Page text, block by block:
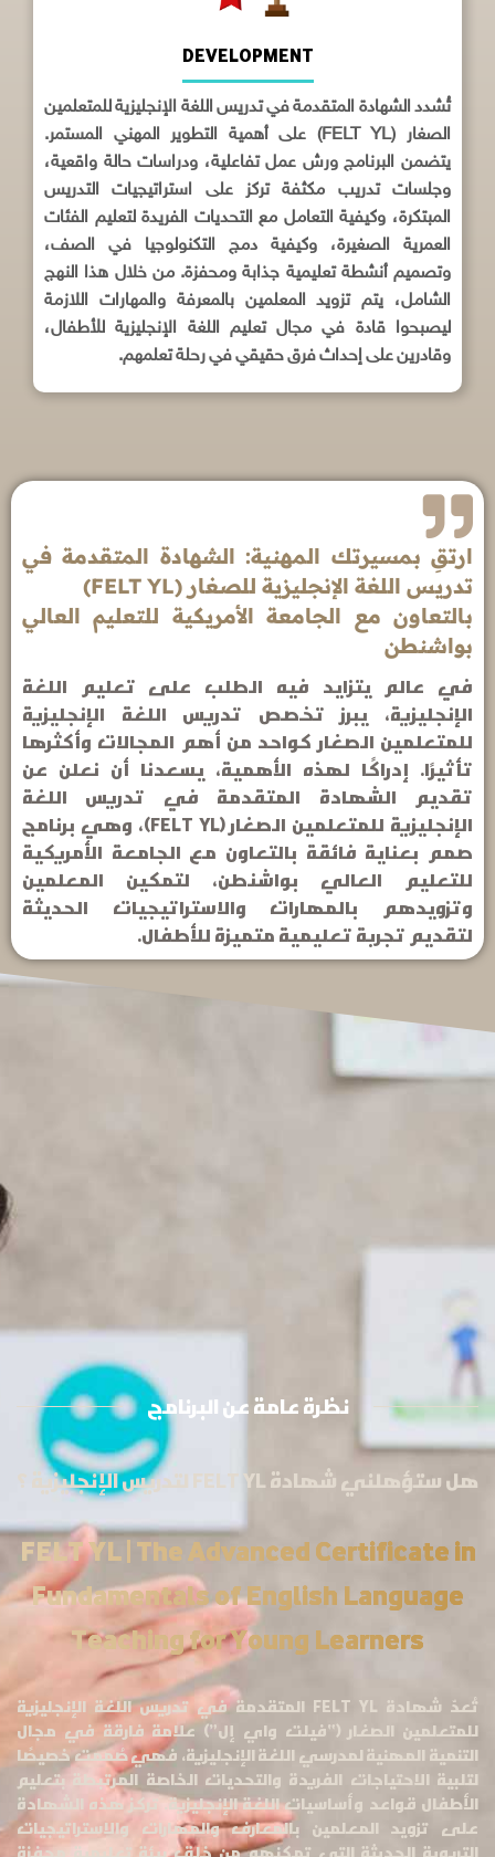
DEVELOPMENT
تُشدد الشهادة المتقدمة في تدريس اللغة الإنجليزية للمتعلمين
الصغار (FELT YL) على أهمية التطوير المهني المستمر.
يتضمن البرنامج ورش عمل تفاعلية، ودراسات حالة واقعية،
وجلسات تدريب مكثفة تركز على استراتيجيات التدريس
المبتكرة، وكيفية التعامل مع التحديات الفريدة لتعليم الفئات
العمرية الصغيرة، وكيفية دمج التكنولوجيا في الصف،
وتصميم أنشطة تعليمية جذابة ومحفزة. من خلال هذا النهج
الشامل، يتم تزويد المعلمين بالمعرفة والمهارات اللازمة
ليصبحوا قادة في مجال تعليم اللغة الإنجليزية للأطفال،
وقادرين على إحداث فرق حقيقي في رحلة تعلمهم.
ارتقِ بمسيرتك المهنية: الشهادة المتقدمة في
تدريس اللغة الإنجليزية للصغار (FELT YL)
بالتعاون مع الجامعة الأمريكية للتعليم العالي
بواشنطن
في عالم يتزايد فيه الطلب على تعليم اللغة
الإنجليزية، يبرز تخصص تدريس اللغة الإنجليزية
للمتعلمين الصغار كواحد من أهم المجالات وأكثرها
تأثيرًا. إدراكًا لهذه الأهمية، يسعدنا أن نعلن عن
تقديم الشهادة المتقدمة في تدريس اللغة
الإنجليزية للمتعلمين الصغار (FELT YL)، وهي برنامج
صمم بعناية فائقة بالتعاون مع الجامعة الأمريكية
للتعليم العالي بواشنطن، لتمكين المعلمين
وتزويدهم بالمهارات والاستراتيجيات الحديثة
لتقديم تجربة تعليمية متميزة للأطفال.
نظرة عامة عن البرنامج
هل ستؤهلني شهادة FELT YL لتدريس الإنجليزية ؟
FELT YL | The Advanced Certificate in
Fundamentals of English Language
Teaching for Young Learners
تُعدّ شهادة FELT YL المتقدمة في تدريس اللغة الإنجليزية
للمتعلمين الصغار (“فيلت واي إل”) علامة فارقة في مجال
التنمية المهنية لمدرسي اللغة الإنجليزية، فهي صُممت خصيصًا
لتلبية الاحتياجات الفريدة والتحديات الخاصة المرتبطة بتعليم
الأطفال قواعد وأساسيات اللغة الإنجليزية. تركز هذه الشهادة
على تزويد المعلمين بالمعارف والمهارات والاستراتيجيات